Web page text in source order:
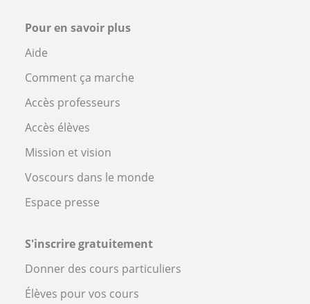
Pour en savoir plus
Aide
Comment ça marche
Accès professeurs
Accès élèves
Mission et vision
Voscours dans le monde
Espace presse
S'inscrire gratuitement
Donner des cours particuliers
Élèves pour vos cours